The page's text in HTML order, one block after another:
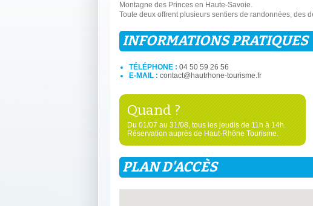
Montagne des Princes en Haute-Savoie.
Toute deux offrent plusieurs sentiers de randonnées, des
INFORMATIONS PRATIQUES
TÉLÉPHONE : 04 50 59 26 56
E-MAIL : contact@hautrhone-tourisme.fr
Quand ?
Du 01/07 au 31/08, tous les jeudis de 11h à 14h.
Réservation auprès de Haut-Rhône Tourisme.
PLAN D'ACCÈS